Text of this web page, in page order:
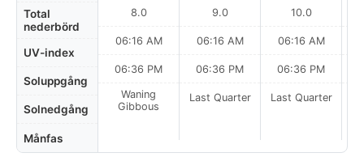
Total
nederbörd
UV-index
Soluppgång
Solnedgång
Månfas
8.0
06:16 AM
06:36 PM
Waning
Gibbous
9.0
06:16 AM
06:36 PM
Last Quarter
10.0
06:16 AM
06:36 PM
Last Quarter